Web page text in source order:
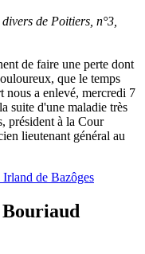
de Poitiers, n°3,
de faire une perte dont
que le temps
nous a enlevé, mercredi 7
suite d'une maladie très
président à la Cour
lieutenant général au
de Bazôges